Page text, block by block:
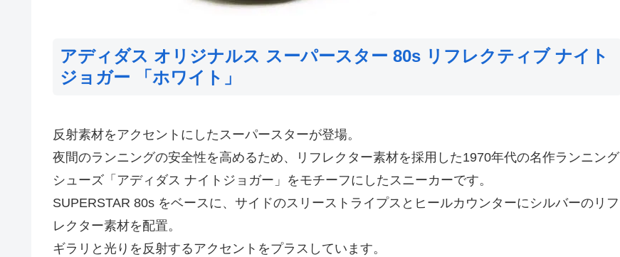
アディダス オリジナルス スーパースター 80s リフレクティブ ナイト
ジョガー 「ホワイト」
反射素材をアクセントにしたスーパースターが登場。
夜間のランニングの安全性を高めるため、リフレクター素材を採用した1970年代の名作ランニング
シューズ「アディダス ナイトジョガー」をモチーフにしたスニーカーです。
SUPERSTAR 80s をベースに、サイドのスリーストライプスとヒールカウンターにシルバーのリフ
レクター素材を配置。
ギラリと光りを反射するアクセントをプラスしています。